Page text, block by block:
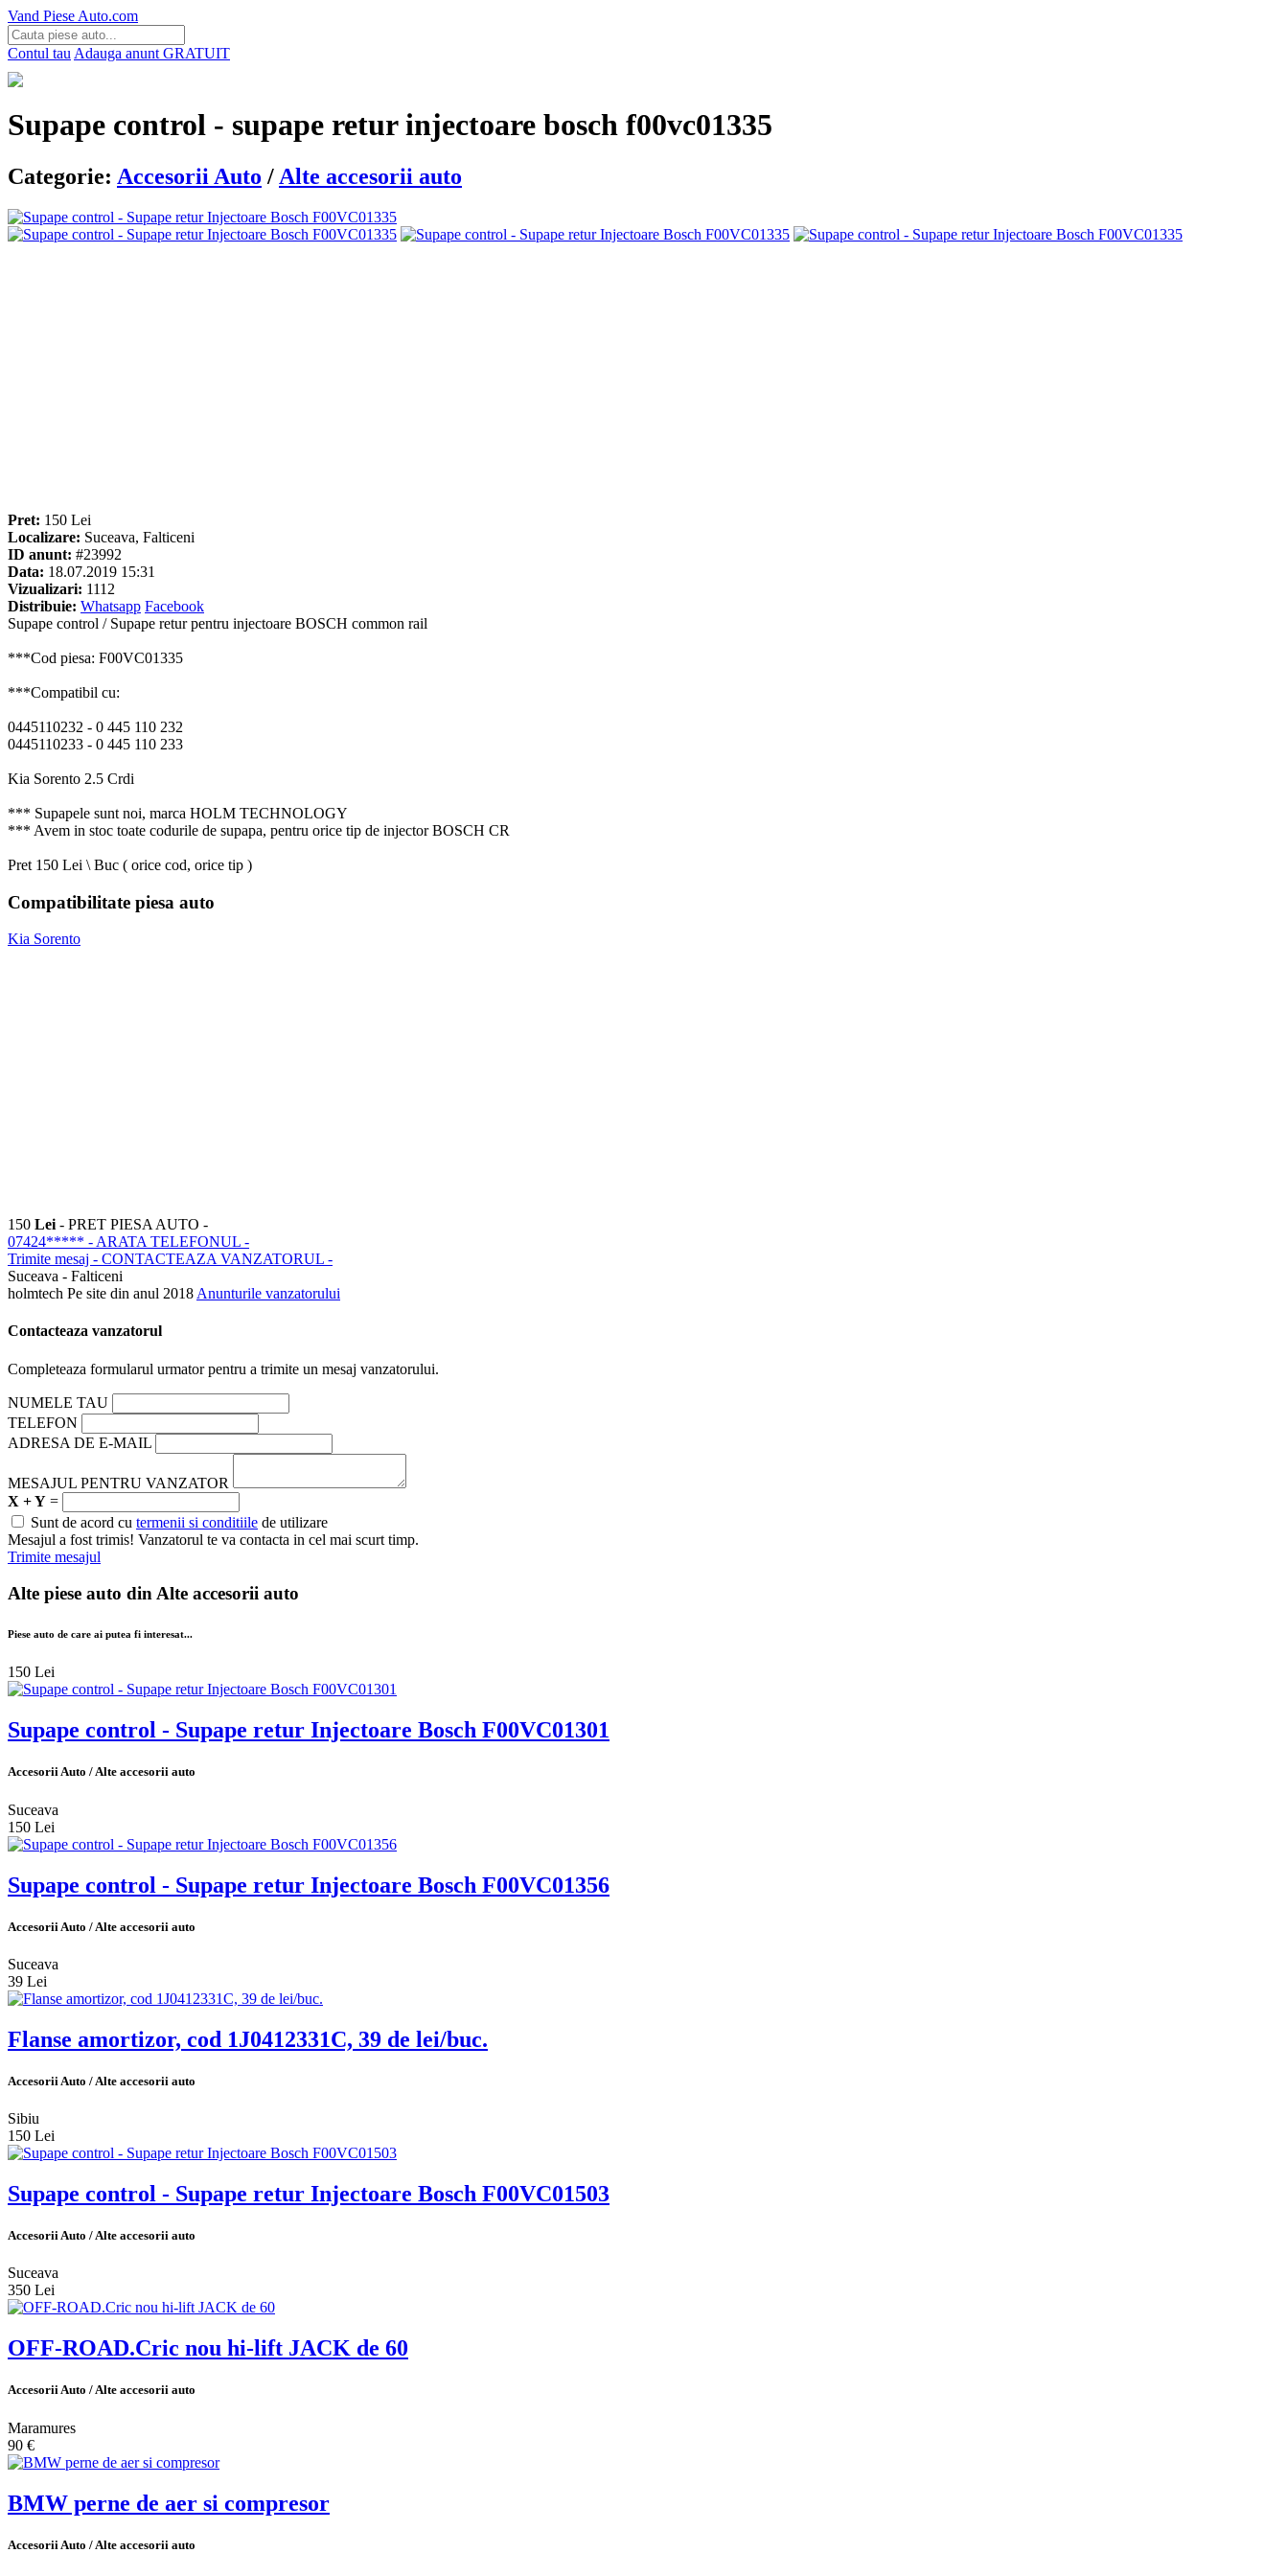
Vand Piese Auto.com
Contul tau Adauga anunt GRATUIT
Supape control - supape retur injectoare bosch f00vc01335
Categorie: Accesorii Auto / Alte accesorii auto
Pret: 150 Lei
Localizare: Suceava, Falticeni
ID anunt: #23992
Data: 18.07.2019 15:31
Vizualizari: 1112
Distribuie: Whatsapp Facebook
Supape control / Supape retur pentru injectoare BOSCH common rail
***Cod piesa: F00VC01335
***Compatibil cu:
0445110232 - 0 445 110 232
0445110233 - 0 445 110 233
Kia Sorento 2.5 Crdi
*** Supapele sunt noi, marca HOLM TECHNOLOGY
*** Avem in stoc toate codurile de supapa, pentru orice tip de injector BOSCH CR
Pret 150 Lei \ Buc ( orice cod, orice tip )
Compatibilitate piesa auto
Kia Sorento
150 Lei - PRET PIESA AUTO -
07424***** - ARATA TELEFONUL -
Trimite mesaj - CONTACTEAZA VANZATORUL -
Suceava - Falticeni
holmtech Pe site din anul 2018 Anunturile vanzatorului
Contacteaza vanzatorul
Completeaza formularul urmator pentru a trimite un mesaj vanzatorului.
NUMELE TAU
TELEFON
ADRESA DE E-MAIL
MESAJUL PENTRU VANZATOR
X + Y =
Sunt de acord cu termenii si conditiile de utilizare
Mesajul a fost trimis! Vanzatorul te va contacta in cel mai scurt timp.
Trimite mesajul
Alte piese auto dinAlte accesorii auto
Piese auto de care ai putea fi interesat...
150 Lei
Supape control - Supape retur Injectoare Bosch F00VC01301
Accesorii Auto / Alte accesorii auto
Suceava
150 Lei
Supape control - Supape retur Injectoare Bosch F00VC01356
Accesorii Auto / Alte accesorii auto
Suceava
39 Lei
Flanse amortizor, cod 1J0412331C, 39 de lei/buc.
Accesorii Auto / Alte accesorii auto
Sibiu
150 Lei
Supape control - Supape retur Injectoare Bosch F00VC01503
Accesorii Auto / Alte accesorii auto
Suceava
350 Lei
OFF-ROAD.Cric nou hi-lift JACK de 60
Accesorii Auto / Alte accesorii auto
Maramures
90 €
BMW perne de aer si compresor
Accesorii Auto / Alte accesorii auto